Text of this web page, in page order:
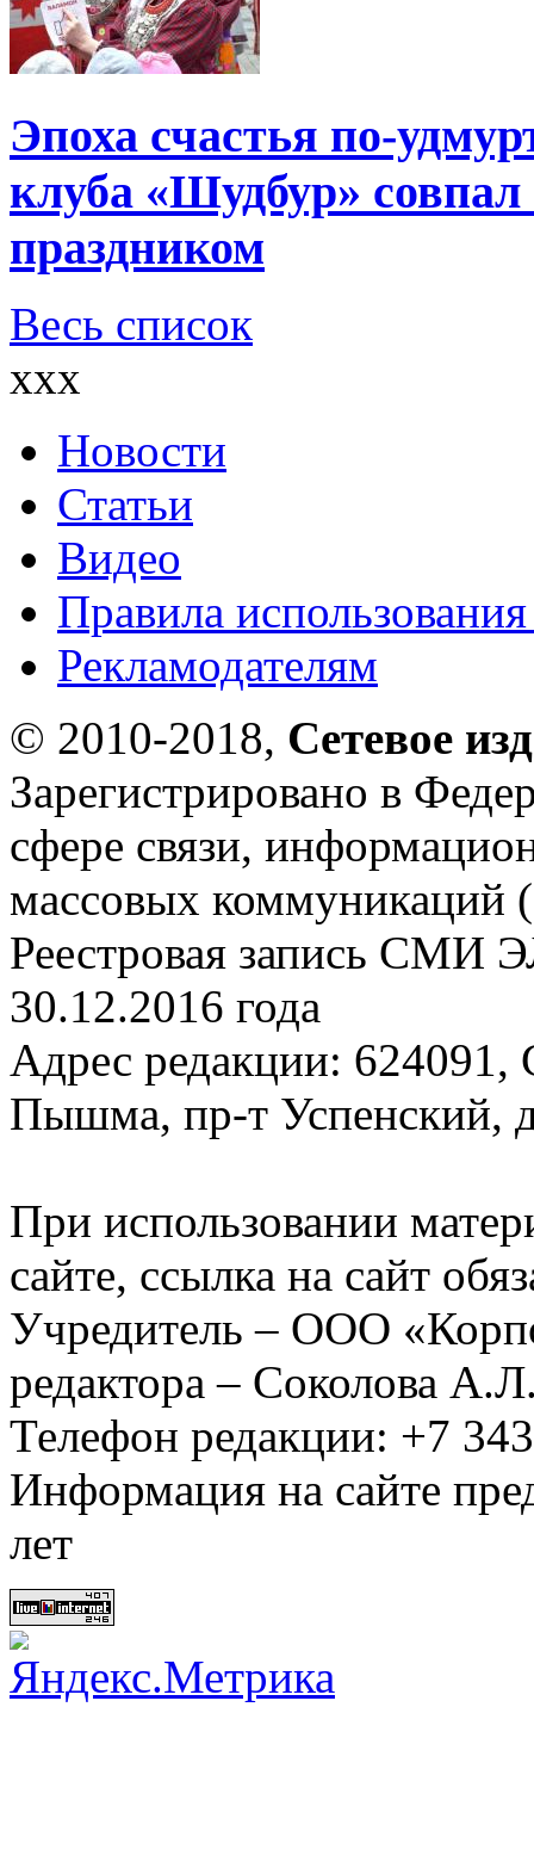
Эпоха счастья по-
клуба «Шудбур»
праздником
Весь список
xxx
Новости
Статьи
Видео
Правила
Рекламодателям
© 2010-2018, Сетевое
Зарегистрировано в
сфере связи,
массовых коммуникаций
Реестровая запись СМИ
30.12.2016 года
Адрес редакции: 624091,
Пышма, пр-т Успенский,
При использовании
сайте, ссылка на сайт
Учредитель – ООО
редактора – Соколова
Телефон редакции: +7
Информация на сайте
лет